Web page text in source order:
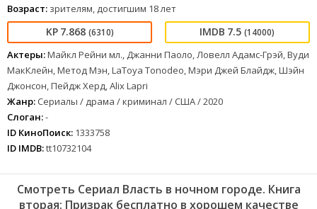
Возраст: зрителям, достигшим 18 лет
7.868 (6310) 7.5 (14000)
Актеры:Майкл Рейни мл., Джанни Паоло, Ловелл Адамс-Грэй, Вуди
МакКлейн, Метод Мэн, LaToya Tonodeo, Мэри Джей Блайдж, Шэйн
Джонсон, Пейдж Херд, Alix Lapri
Жанр: Сериалы / драма / криминал / США / 2020
Слоган:-
ID КиноПоиск: 1333758
ID IMDB:tt10732104
Смотреть Сериал Власть в ночном городе. Книга
вторая: Призрак бесплатно в хорошем качестве